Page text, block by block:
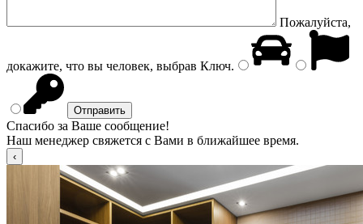
Пожалуйста,
докажите, что вы человек, выбрав Ключ.
Спасибо за Ваше сообщение!
Наш менеджер свяжется с Вами в ближайшее время.